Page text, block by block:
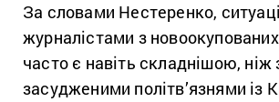
За словами Нестеренко,
журналістами з
часто є навіть складнішою, ніж
засудженими політв’язнями із